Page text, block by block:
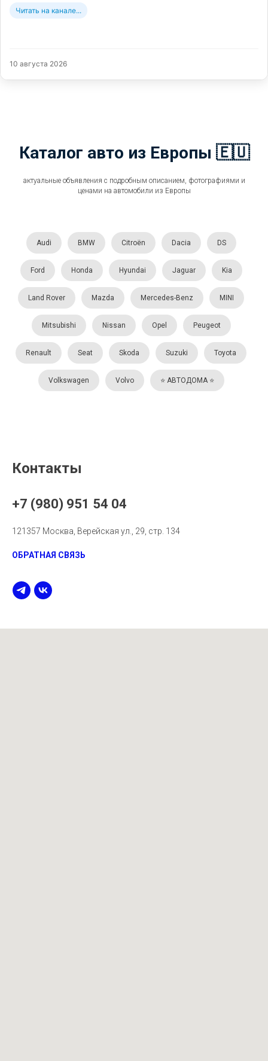
Читать на канале...
10 августа 2026
Каталог авто из Европы 🇪🇺
актуальные объявления с подробным описанием, фотографиями и
ценами на автомобили из Европы
Audi BMW Citroën Dacia DS
Ford Honda Hyundai Jaguar Kia
Land Rover Mazda Mercedes-Benz MINI
Mitsubishi Nissan Opel Peugeot
Renault Seat Skoda Suzuki Toyota
Volkswagen Volvo ⭐️ АВТОДОМА ⭐️
Контакты
+7 (980) 951 54 04
121357 Москва, Верейская ул., 29, стр. 134
ОБРАТНАЯ СВЯЗЬ